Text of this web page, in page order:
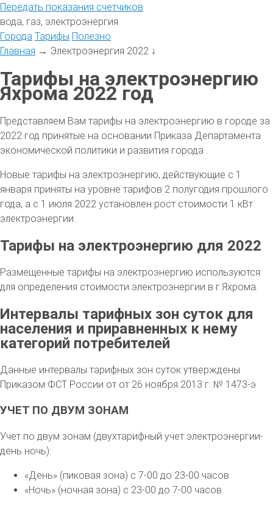
Передать показания счетчиков
вода, газ, электроэнергия
Города Тарифы Полезно
Главная → Электроэнергия 2022 ↓
Тарифы на электроэнергию
Яхрома 2022 год
Представляем Вам тарифы на электроэнергию в городе за
2022 год принятые на основании Приказа Департамента
экономической политики и развития города .
Новые тарифы на электроэнергию, действующие с 1
января приняты на уровне тарифов 2 полугодия прошлого
года, а с 1 июля 2022 установлен рост стоимости 1 кВт
электроэнергии.
Тарифы на электроэнергию для 2022
Размещенные тарифы на электроэнергию используются
для определения стоимости электроэнергии в г.Яхрома.
Интервалы тарифных зон суток для
населения и приравненных к нему
категорий потребителей
Данные интервалы тарифных зон суток утверждены
Приказом ФСТ России от от 26 ноября 2013 г. № 1473-э
УЧЕТ ПО ДВУМ ЗОНАМ
Учет по двум зонам (двухтарифный учет электроэнергии-
день ночь):
«День» (пиковая зона) с 7-00 до 23-00 часов
«Ночь» (ночная зона) с 23-00 до 7-00 часов